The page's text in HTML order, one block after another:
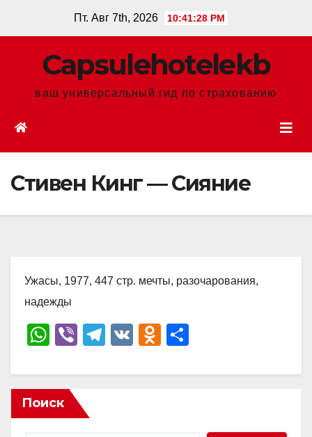
Пт. Авг 7th, 2026 10:41:29 PM
Сapsulehotelekb
ваш универсальный гид по страхованию
Стивен Кинг — Сияние
Ужасы, 1977, 447 стр. мечты, разочарования,
надежды
W
at
s
A
Vi
er
T
e
V
O
n
р
Поиск